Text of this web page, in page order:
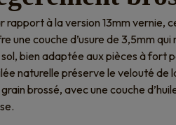
rapport à la version 13mm vernie,
une couche d’usure de 3,5mm
bien adaptée aux pièces à fort
naturelle préserve le velouté de
brossé, avec une couche